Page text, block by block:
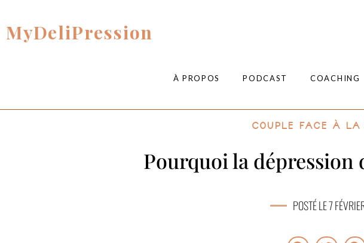
MyDeliPression
À PROPOS PODCAST COACHING
Couple face à la
Pourquoi la
POSTÉ LE 7